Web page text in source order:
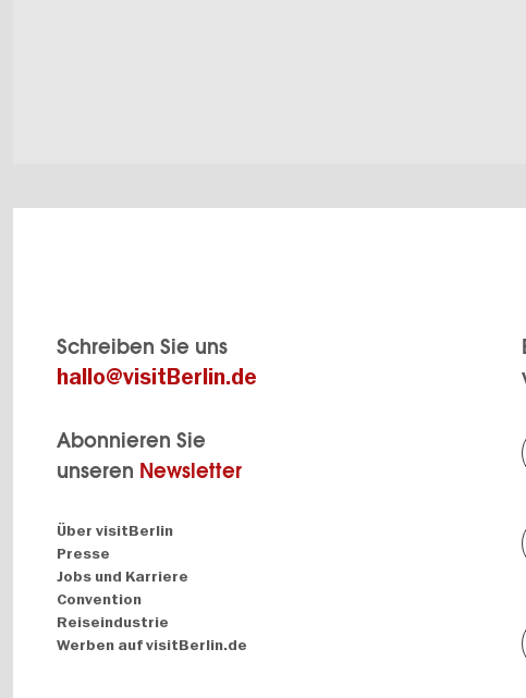
Schreiben Sie uns
hallo@visitBerlin.de
Abonnieren Sie
unseren Newsletter
Navigation:
About
Über visitBerlin
Presse
Jobs und Karriere
Convention
Reiseindustrie
Werben auf visitBerlin.de